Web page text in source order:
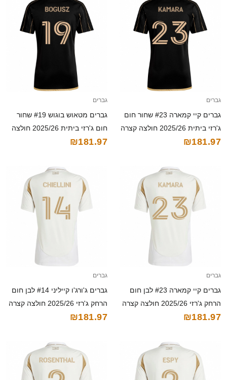
גברים
גברים קיי קמארה #23 שחור חום
ג'רזי ביתית 2025/26 חולצה קצרה
₪181.97
גברים
גברים מטאוש בוגוש #19 שחור
חום ג'רזי ביתית 2025/26 חולצה
קצרה
₪181.97
גברים
גברים קיי קמארה #23 לבן חום
הרחק ג'רזי 2025/26 חולצה קצרה
₪181.97
גברים
גברים ג'ורג'ו קייליני #14 לבן חום
הרחק ג'רזי 2025/26 חולצה קצרה
₪181.97